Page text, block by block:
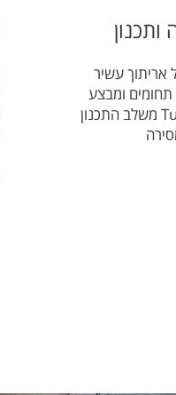
אריתוך עשיר
תחומים ומבצע
פרוייקטים Turn Key משלב התכנון